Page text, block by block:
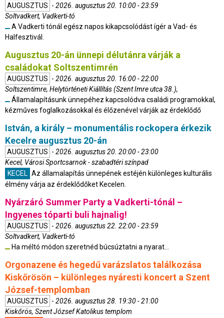
AUGUSZTUS - 2026. augusztus 20. 10:00 - 23:59
Soltvadkert, Vadkerti-tó
A Vadkerti tónál egész napos kikapcsolódást ígér a Vad- és
Halfesztivál.
Augusztus 20-án ünnepi délutánra várják a
családokat Soltszentimrén
AUGUSZTUS - 2026. augusztus 20. 16:00 - 22:00
Soltszentimre, Helytörténeti Kiállítás (Szent Imre utca 38.),
Államalapításunk ünnepéhez kapcsolódva családi programokkal,
kézműves foglalkozásokkal és élőzenével várják az érdeklődő
István, a király – monumentális rockopera érkezik
Kecelre augusztus 20-án
AUGUSZTUS - 2026. augusztus 20. 20:00 - 23:00
Kecel, Városi Sportcsarnok - szabadtéri színpad
KECEL Az államalapítás ünnepének estéjén különleges kulturális
élmény várja az érdeklődőket Kecelen.
Nyárzáró Summer Party a Vadkerti-tónál –
Ingyenes tóparti buli hajnalig!
AUGUSZTUS - 2026. augusztus 22. 22:00 - 23:59
Soltvadkert, Vadkerti-tó
Ha méltó módon szeretnéd búcsúztatni a nyarat...
Orgonazene és hegedű varázslatos találkozása
Kiskőrösön – különleges nyáresti koncert a Szent
József-templomban
AUGUSZTUS - 2026. augusztus 28. 19:30 - 21:00
Kiskőrös, Szent József Katolikus templom